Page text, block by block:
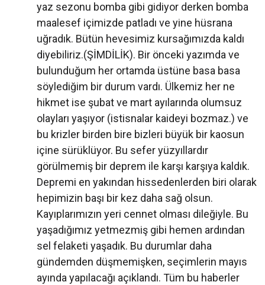
yaz sezonu bomba gibi gidiyor derken bomba
maalesef içimizde patladı ve yine hüsrana
uğradık. Bütün hevesimiz kursağımızda kaldı
diyebiliriz.(ŞİMDİLİK). Bir önceki yazımda ve
bulunduğum her ortamda üstüne basa basa
söylediğim bir durum vardı. Ülkemiz her ne
hikmet ise şubat ve mart ayılarında olumsuz
olayları yaşıyor (istisnalar kaideyi bozmaz.) ve
bu krizler birden bire bizleri büyük bir kaosun
içine sürüklüyor. Bu sefer yüzyıllardır
görülmemiş bir deprem ile karşı karşıya kaldık.
Depremi en yakından hissedenlerden biri olarak
hepimizin başı bir kez daha sağ olsun.
Kayıplarımızın yeri cennet olması dileğiyle. Bu
yaşadığımız yetmezmiş gibi hemen ardından
sel felaketi yaşadık. Bu durumlar daha
gündemden düşmemişken, seçimlerin mayıs
ayında yapılacağı açıklandı. Tüm bu haberler